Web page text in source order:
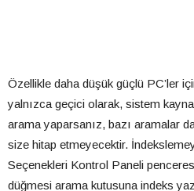
Özellikle daha düşük güçlü PC’ler
yalnızca geçici olarak, sistem
arama yaparsanız, bazı aramalar
size hitap etmeyecektir.
Seçenekleri Kontrol Paneli
düğmesi arama kutusuna indeks